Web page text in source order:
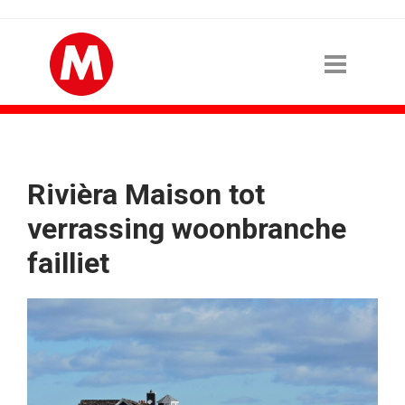
Rivièra Maison tot
verrassing woonbranche
failliet